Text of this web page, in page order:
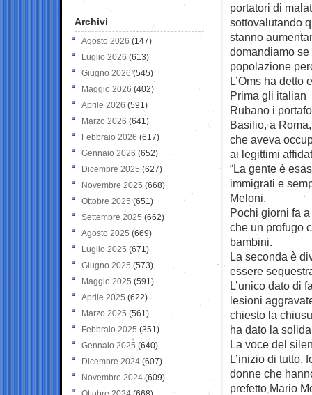
portatori di
sottovalutando
stanno
domandiamo
popolazione
L’Oms ha detto
Prima gli italian
Rubano i
Basilio, a
che aveva
ai legittimi
“La gente è
immigrati e
Meloni.
Pochi giorni fa
che un profugo
bambini.
La seconda è
essere
L’unico dato di
lesioni
chiesto la
ha dato la
La voce del
L’inizio di tutto,
donne che
prefetto Mario
Archivi
Agosto 2026 (147)
Luglio 2026 (613)
Giugno 2026 (545)
Maggio 2026 (402)
Aprile 2026 (591)
Marzo 2026 (641)
Febbraio 2026 (617)
Gennaio 2026 (652)
Dicembre 2025 (627)
Novembre 2025 (668)
Ottobre 2025 (651)
Settembre 2025 (662)
Agosto 2025 (669)
Luglio 2025 (671)
Giugno 2025 (573)
Maggio 2025 (591)
Aprile 2025 (622)
Marzo 2025 (561)
Febbraio 2025 (351)
Gennaio 2025 (640)
Dicembre 2024 (607)
Novembre 2024(609)